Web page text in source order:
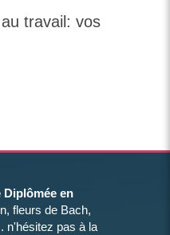
travail: vos
Diplômée en
fleurs de Bach,
n'hésitez pas à la